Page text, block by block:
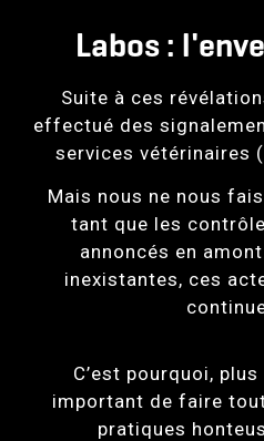
Labos :
Suite à ces
effectué des
services vétérinaires
Mais nous ne nous
tant que les
annoncés en
inexistantes, ces
C’est pourquoi,
important de faire
pratiques